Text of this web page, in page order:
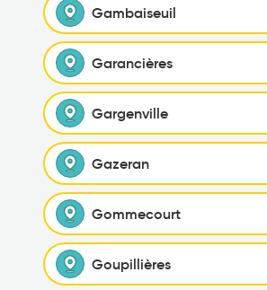
Gambaiseuil
Garancières
Gargenville
Gazeran
Gommecourt
Goupillières